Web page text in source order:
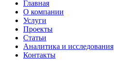
Главная
О компании
Услуги
Проекты
Статьи
Аналитика и исследования
Контакты